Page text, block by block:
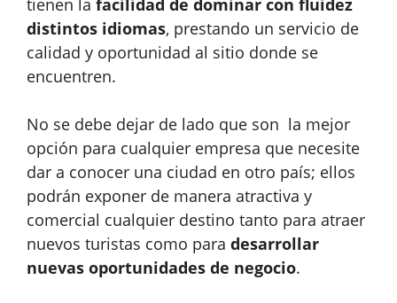
distintos idiomas, prestando un servicio de
calidad y oportunidad al sitio donde se
encuentren.
No se debe dejar de lado que son la mejor
opción para cualquier empresa que necesite
dar a conocer una ciudad en otro país; ellos
podrán exponer de manera atractiva y
comercial cualquier destino tanto para atraer
nuevos turistas como para desarrollar
nuevas oportunidades de negocio.